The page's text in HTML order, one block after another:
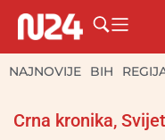
NAJNOVIJE BIH
Crna kronika, Svijet